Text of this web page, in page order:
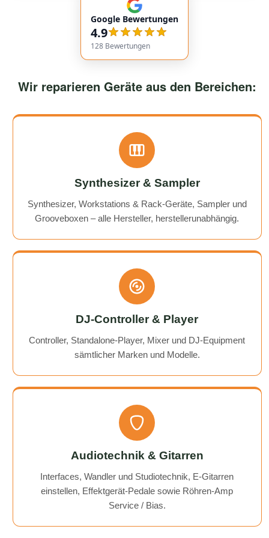
communication. Responses came very quickly, and the
service overall was extremely friendly and reliable.
Highly recommended!
Google Bewertungen
4.9
128 Bewertungen
Wir reparieren Geräte aus den Bereichen:
Synthesizer & Sampler
Synthesizer, Workstations & Rack-Geräte, Sampler und
Grooveboxen – alle Hersteller, herstellerunabhängig.
DJ-Controller & Player
Controller, Standalone-Player, Mixer und DJ-Equipment
sämtlicher Marken und Modelle.
Audiotechnik & Gitarren
Interfaces, Wandler und Studiotechnik, E-Gitarren
einstellen, Effektgerät-Pedale sowie Röhren-Amp
Service / Bias.